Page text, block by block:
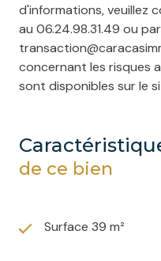
d'informations, veuillez
au 06.24.98.31.49 ou
concernant les risques
sont disponibles sur le
de ce bien
Surface 39 m²